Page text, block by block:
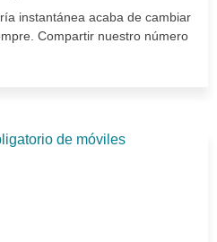
instantánea acaba de cambiar
Compartir nuestro número